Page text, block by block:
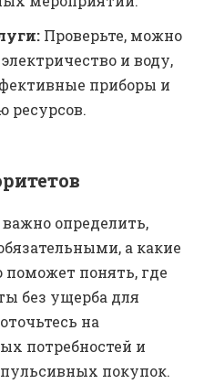
Проверьте, можно
и воду,
приборы и
ресурсов.
определить,
а какие
понять, где
без ущерба для
на
потребностей и
покупок.